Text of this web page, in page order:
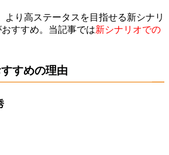
より高ステータスを目指せる新シナリ
すすめ。当記事では新シナリオでの
すめの理由